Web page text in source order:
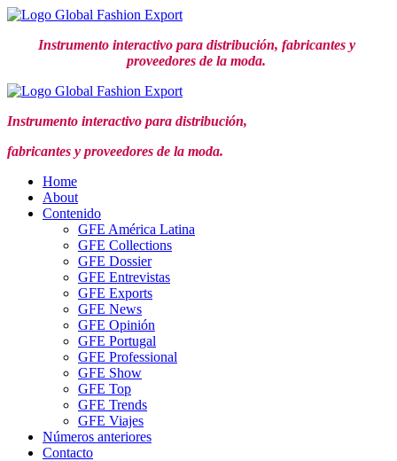
Ir
contenidoInstrumento interactivo para distribución, fabricantes y
proveedores de la moda.
Instrumento interactivo para distribución,
fabricantes y proveedores de la moda.
Home
About
Contenido
GFE América Latina
GFE Collections
GFE Dossier
GFE Entrevistas
GFE Exports
GFE News
GFE Opinión
GFE Portugal
GFE Professional
GFE Show
GFE Top
GFE Trends
GFE Viajes
Números anteriores
Contacto